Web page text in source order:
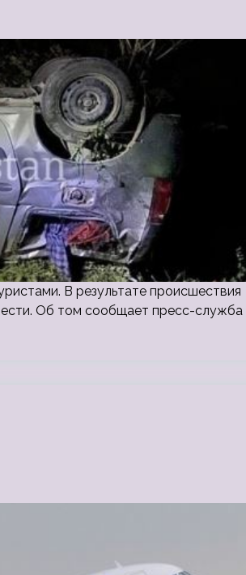
В результате происшествия
Об том сообщает пресс-служба